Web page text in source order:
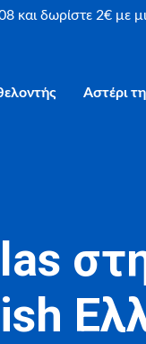
και δωρίστε 2€ με
Αστέρι